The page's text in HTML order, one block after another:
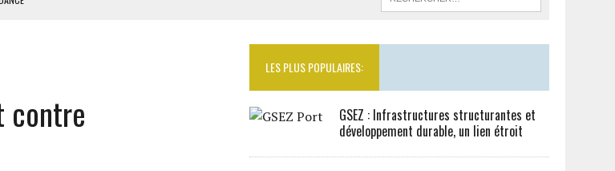
contre
LES PLUS POPULAIRES:
GSEZ : Infrastructures structurantes et
développement durable, un lien étroit